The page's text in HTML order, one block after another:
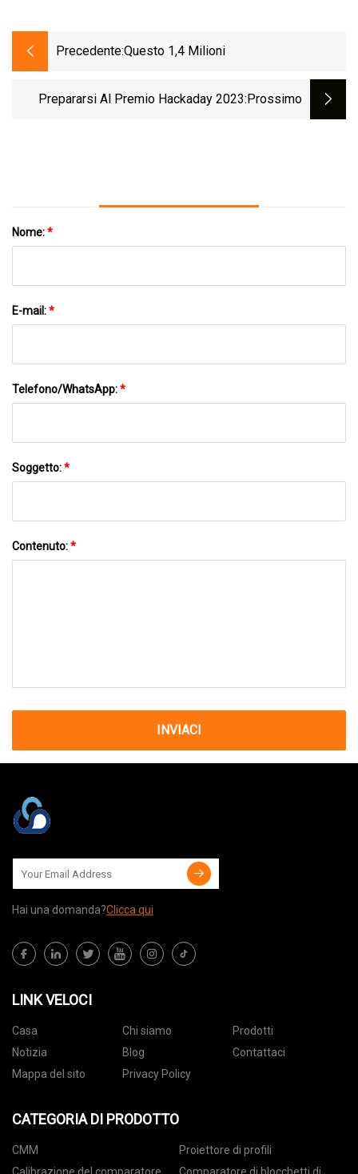
Precedente:Questo 1,4 Milioni
Prepararsi Al Premio Hackaday 2023:Prossimo
Nome:*
E-mail:*
Telefono/WhatsApp:*
Soggetto:*
Contenuto:*
INVIACI
Hai una domanda?Clicca qui
LINK VELOCI
Casa Chi siamo
Prodotti
Notizia
Blog
Contattaci
Mappa del sito
Privacy Policy
CATEGORIA DI PRODOTTO
CMM
Proiettore di profili